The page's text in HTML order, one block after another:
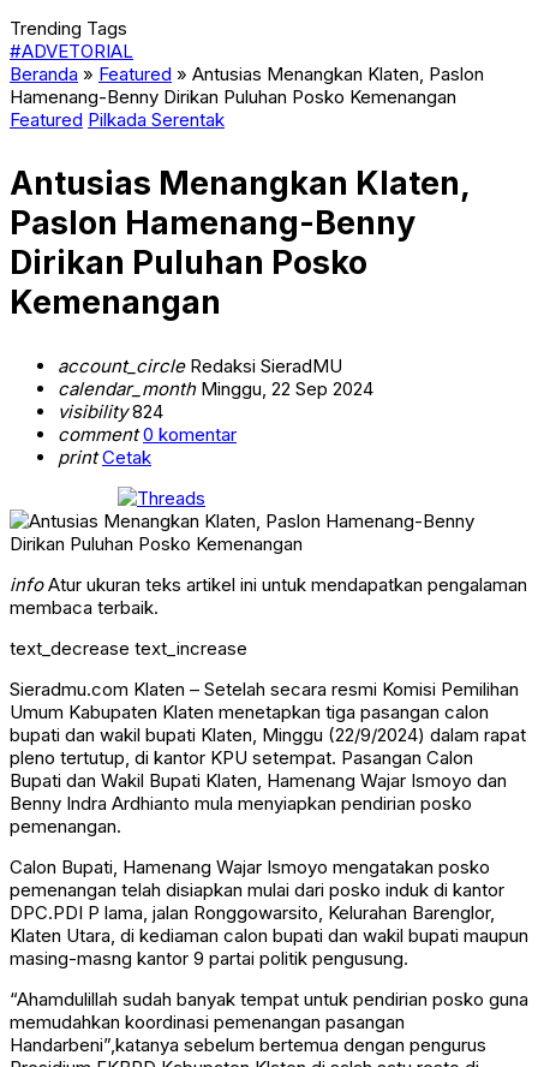
Trending Tags
#ADVETORIAL
Beranda » Featured » Antusias Menangkan Klaten, Paslon
Hamenang-Benny Dirikan Puluhan Posko Kemenangan
Featured Pilkada Serentak
Antusias Menangkan Klaten,
Paslon Hamenang-Benny
Dirikan Puluhan Posko
Kemenangan
account_circleRedaksi SieradMU
calendar_monthMinggu, 22 Sep 2024
visibility824
comment 0 komentar
print Cetak
infoAtur ukuran teks artikel ini untuk mendapatkan pengalaman
membaca terbaik.
text_decrease text_increase
Sieradmu.com Klaten – Setelah secara resmi Komisi Pemilihan
Umum Kabupaten Klaten menetapkan tiga pasangan calon
bupati dan wakil bupati Klaten, Minggu (22/9/2024) dalam rapat
pleno tertutup, di kantor KPU setempat. Pasangan Calon
Bupati dan Wakil Bupati Klaten, Hamenang Wajar Ismoyo dan
Benny Indra Ardhianto mula menyiapkan pendirian posko
pemenangan.
Calon Bupati, Hamenang Wajar Ismoyo mengatakan posko
pemenangan telah disiapkan mulai dari posko induk di kantor
DPC.PDI P lama, jalan Ronggowarsito, Kelurahan Barenglor,
Klaten Utara, di kediaman calon bupati dan wakil bupati maupun
masing-masng kantor 9 partai politik pengusung.
“Ahamdulillah sudah banyak tempat untuk pendirian posko guna
memudahkan koordinasi pemenangan pasangan
Handarbeni”,katanya sebelum bertemua dengan pengurus